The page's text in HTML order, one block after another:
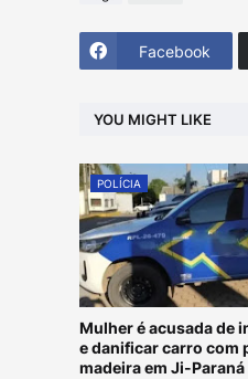
Facebook
YOU MIGHT LIKE
POLÍCIA
Mulher é acusada de
e danificar carro com
madeira em Ji-Paraná